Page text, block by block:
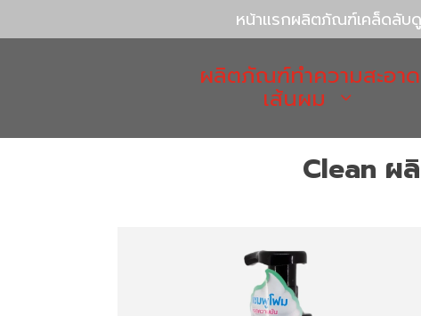
หน้าแรกผลิตภัณฑ์เคล็ดลับ
ผลิตภัณฑ์ทำความสะอาด
เส้นผม
Clean ผ